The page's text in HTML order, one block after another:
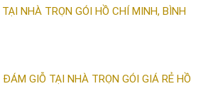
NHÀ TRỌN GÓI HỒ CHÍ MINH, BÌNH